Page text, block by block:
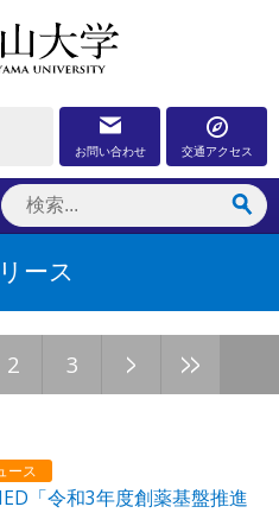
お問い合わせ 交通アクセス
ース
2 3 > >>
ース
「令和3年度創薬基盤推進